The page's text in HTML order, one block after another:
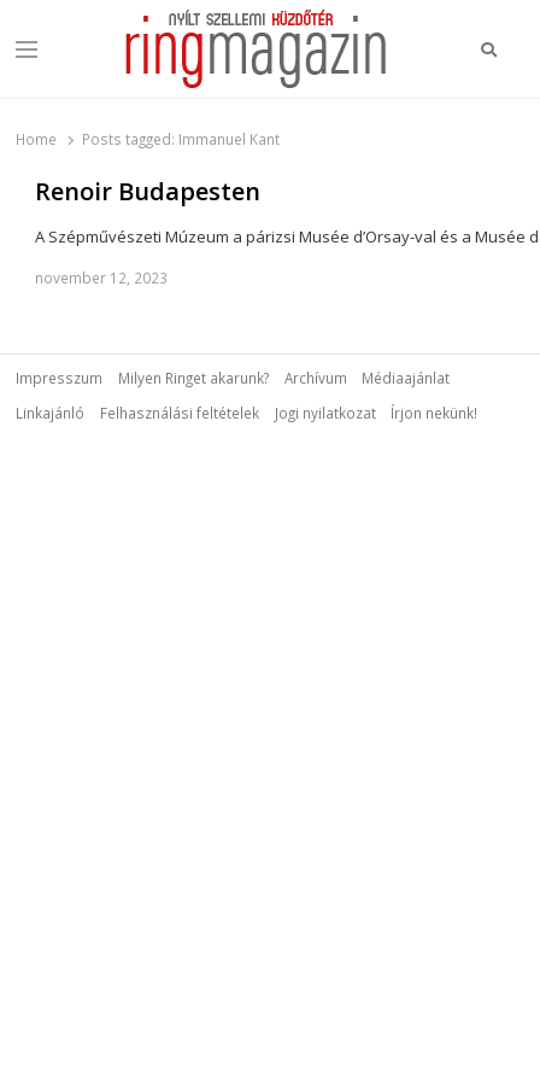
Menu
Home Posts tagged: Immanuel Kant
Renoir Budapesten
A Szépművészeti Múzeum a párizsi Musée d’Orsay-val és a
november 12, 2023
Impresszum Milyen Ringet akarunk? Archívum
Médiaajánlat
Linkajánló
Felhasználási feltételek Jogi nyilatkozat Írjon nekünk!